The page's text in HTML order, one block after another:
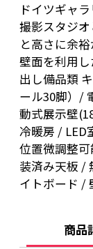
ドイツギャ
撮影スタジ
と高さに余
壁面を利用
出し備品類
ール30脚）/
動式展示壁
冷暖房 / LED
位置微調整
装済み天板 /
イトボード /
商品